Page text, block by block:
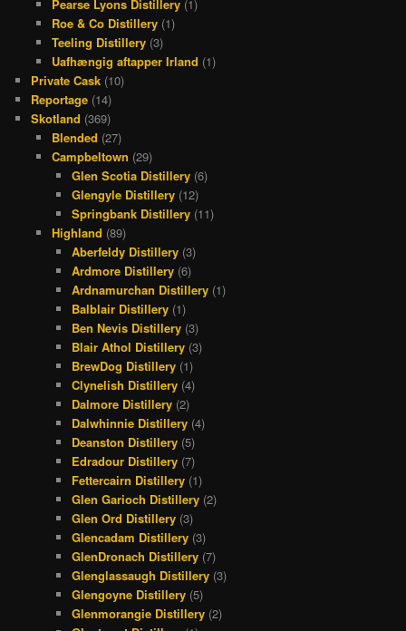
Pearse Lyons Distillery(1)
Roe & Co Distillery(1)
Teeling Distillery(3)
Uafhængig aftapper Irland (1)
Private Cask (10)
Reportage (14)
Skotland (369)
Blended (27)
Campbeltown (29)
Glen Scotia Distillery (6)
Glengyle Distillery (12)
Springbank Distillery (11)
Highland (89)
Aberfeldy Distillery (3)
Ardmore Distillery (6)
Ardnamurchan Distillery (1)
Balblair Distillery (1)
Ben Nevis Distillery (3)
Blair Athol Distillery (3)
BrewDog Distillery (1)
Clynelish Distillery (4)
Dalmore Distillery (2)
Dalwhinnie Distillery (4)
Deanston Distillery (5)
Edradour Distillery (7)
Fettercairn Distillery (1)
Glen Garioch Distillery (2)
Glen Ord Distillery (3)
Glencadam Distillery (3)
GlenDronach Distillery (7)
Glenglassaugh Distillery (3)
Glengoyne Distillery (5)
Glenmorangie Distillery (2)